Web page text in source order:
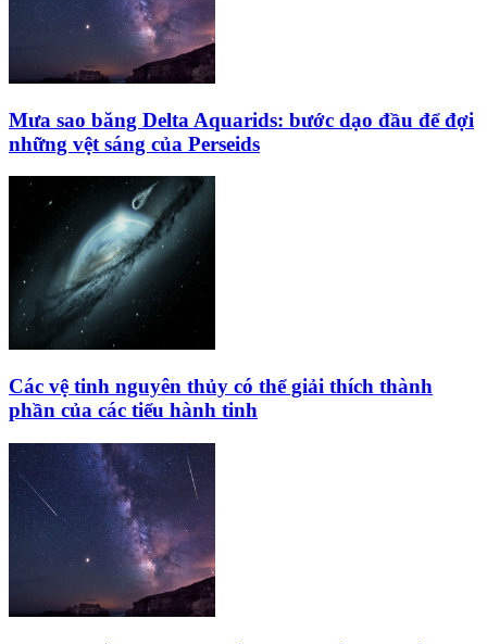
Mưa sao băng Delta Aquarids: bước dạo đầu để đợi
những vệt sáng của Perseids
Các vệ tinh nguyên thủy có thể giải thích thành
phần của các tiểu hành tinh